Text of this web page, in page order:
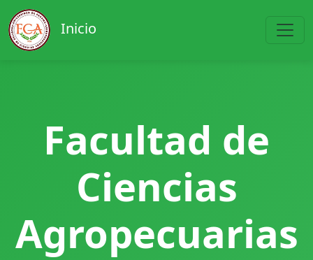
Inicio
Facultad de
Ciencias
Agropecuarias